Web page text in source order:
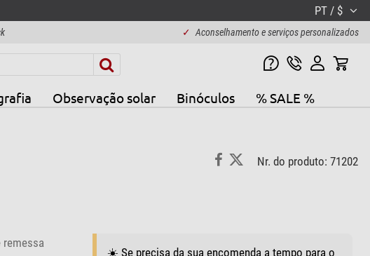
PT / $
✓ Aconselhamento e serviços personalizados
Observação solar Binóculos % SALE %
Nr. do produto: 71202
☀️ Se precisa da sua encomenda a tempo para o